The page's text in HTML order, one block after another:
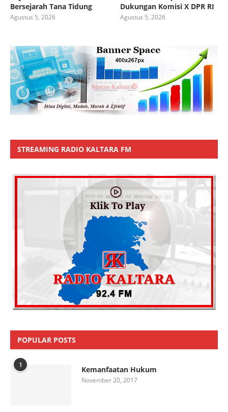
Bersejarah Tana Tidung
Agustus 5, 2026
Dukungan Komisi X DPR RI
Agustus 5, 2026
STREAMING RADIO KALTARA FM
POPULAR POSTS
1 Kemanfaatan Hukum
November 20, 2017